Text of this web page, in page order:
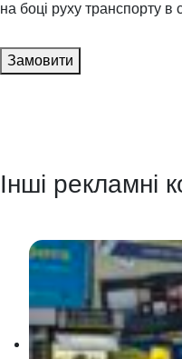
на боці руху транспорту в
Замовити
Інші рекламні